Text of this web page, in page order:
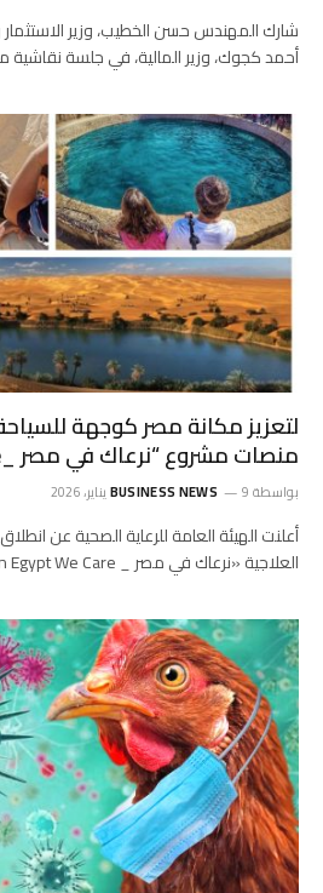
شارك المهندس حسن الخطيب، وزير الاستثمار
أحمد كجوك، وزير المالية، في جلسة
لتعزيز مكانة مصر كوجهة
منصات مشروع “نرعاك في مصر _In Egypt We Care”
بواسطة BUSINESS NEWS 9 يناير، 2026
أعلنت الهيئة العامة للرعاية الصحية عن
العلاجية «نرعاك في مصر _ In Egypt We Care» عبر…